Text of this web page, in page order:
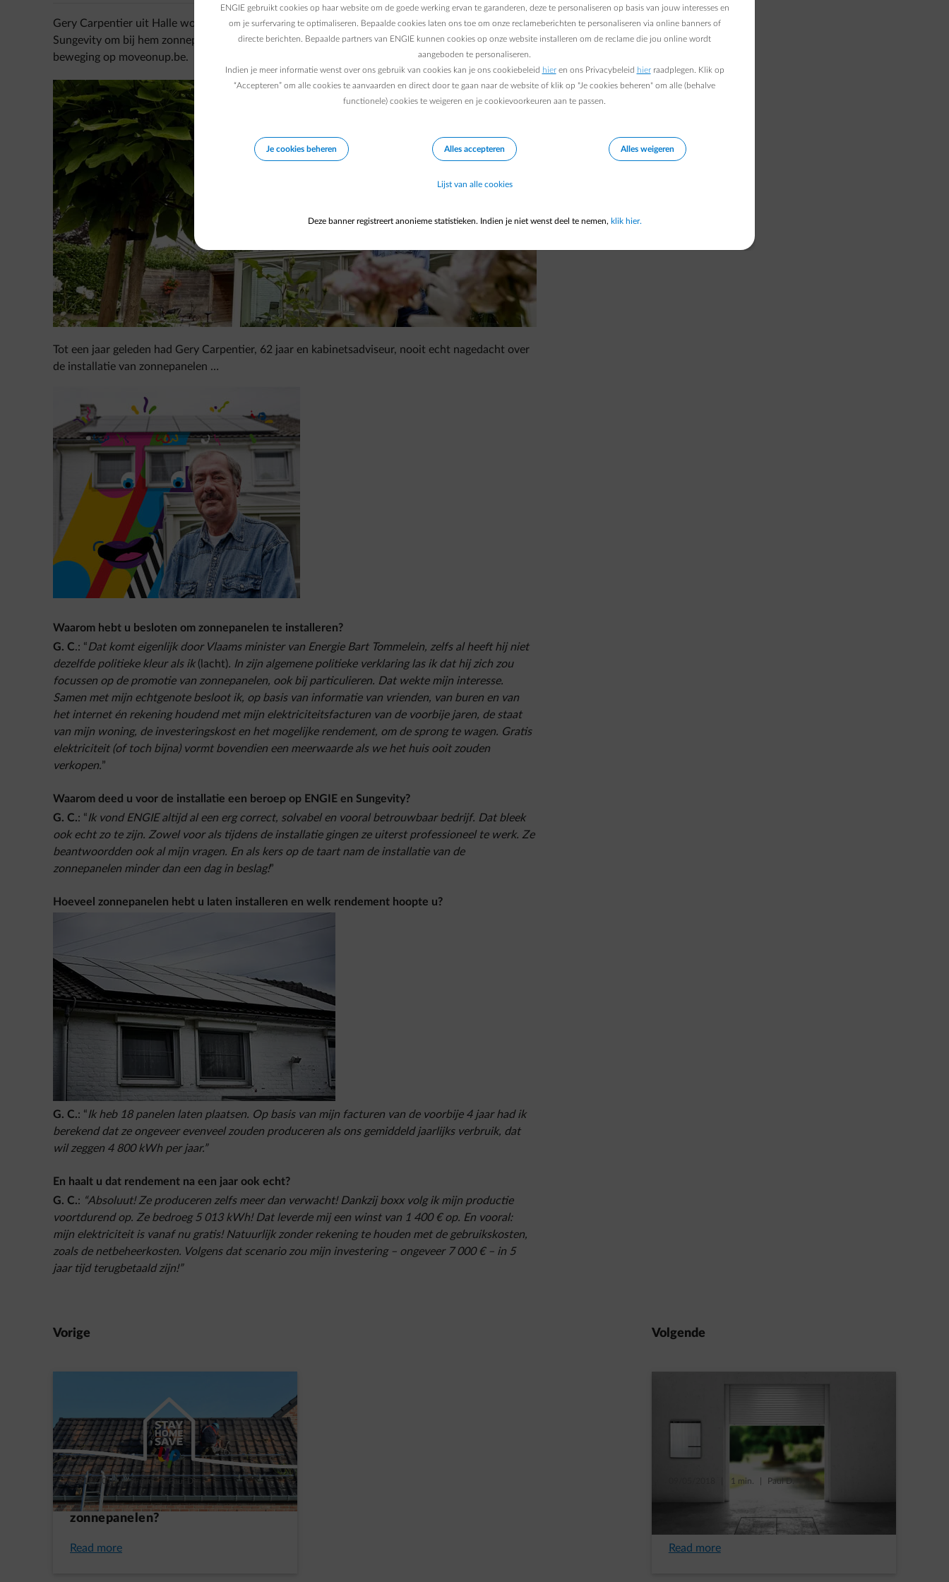
Gery Carpentier uit Halle woont sinds 1985 in hetzelfde huis. Hij deed een beroep op ENGIE en
Sungevity om bij hem zonnepanelen te installeren. Zo werd hij een UPtimist en sloot hij aan bij de
beweging op moveonup.be.
Tot een jaar geleden had Gery Carpentier, 62 jaar en kabinetsadviseur, nooit echt nagedacht over
de installatie van zonnepanelen …
Waarom hebt u besloten om zonnepanelen te installeren?
G. C.: “Dat komt eigenlijk door Vlaams minister van Energie Bart Tommelein, zelfs al heeft hij niet
dezelfde politieke kleur als ik(lacht). In zijn algemene politieke verklaring las ik dat hij zich zou
focussen op de promotie van zonnepanelen, ook bij particulieren. Dat wekte mijn interesse.
Samen met mijn echtgenote besloot ik, op basis van informatie van vrienden, van buren en van
het internet én rekening houdend met mijn elektriciteitsfacturen van de voorbije jaren, de staat
van mijn woning, de investeringskost en het mogelijke rendement, om de sprong te wagen. Gratis
elektriciteit (of toch bijna) vormt bovendien een meerwaarde als we het huis ooit zouden
verkopen.”
Waarom deed u voor de installatie een beroep op ENGIE en Sungevity?
G. C.: “Ik vond ENGIE altijd al een erg correct, solvabel en vooral betrouwbaar bedrijf. Dat bleek
ook echt zo te zijn. Zowel voor als tijdens de installatie gingen ze uiterst professioneel te werk. Ze
beantwoordden ook al mijn vragen. En als kers op de taart nam de installatie van de
zonnepanelen minder dan een dag in beslag!”
Hoeveel zonnepanelen hebt u laten installeren en welk rendement hoopte u?
G. C.: “Ik heb 18 panelen laten plaatsen. Op basis van mijn facturen van de voorbije 4 jaar had ik
berekend dat ze ongeveer evenveel zouden produceren als ons gemiddeld jaarlijks verbruik, dat
wil zeggen 4 800 kWh per jaar.”
En haalt u dat rendement na een jaar ook echt?
G. C.: “Absoluut! Ze produceren zelfs meer dan verwacht! Dankzij boxx volg ik mijn productie
voortdurend op. Ze bedroeg 5 013 kWh! Dat leverde mij een winst van 1 400 € op. En vooral:
mijn elektriciteit is vanaf nu gratis! Natuurlijk zonder rekening te houden met de gebruikskosten,
zoals de netbeheerkosten. Volgens dat scenario zou mijn investering – ongeveer 7 000 € – in 5
jaar tijd terugbetaald zijn!”
Vorige
26/12/2018 | 4 min. | Paul D.
Is jouw dak geschikt voor
zonnepanelen?
Read more
Volgende
1 min. Paul D.
Onze volledige gids over
thuisbatterijen
Read more
ENGIE gebruikt cookies op haar website om de goede werking ervan te garanderen, deze te personaliseren op basis van jouw interesses en
om je surfervaring te optimaliseren. Bepaalde cookies laten ons toe om onze reclameberichten te personaliseren via online banners of
directe berichten. Bepaalde partners van ENGIE kunnen cookies op onze website installeren om de reclame die jou online wordt
aangeboden te personaliseren.
Indien je meer informatie wenst over ons gebruik van cookies kan je ons cookiebeleid hieren ons Privacybeleid hierraadplegen. Klik op
“Accepteren” om alle cookies te aanvaarden en direct door te gaan naar de website of klik op "Je cookies beheren" om alle (behalve
functionele) cookies te weigeren en je cookievoorkeuren aan te passen.
Je cookies beheren Alles accepteren Alles weigeren
Lijst van alle cookies
Deze banner registreert anonieme statistieken. Indien je niet wenst deel te nemen, klik hier.